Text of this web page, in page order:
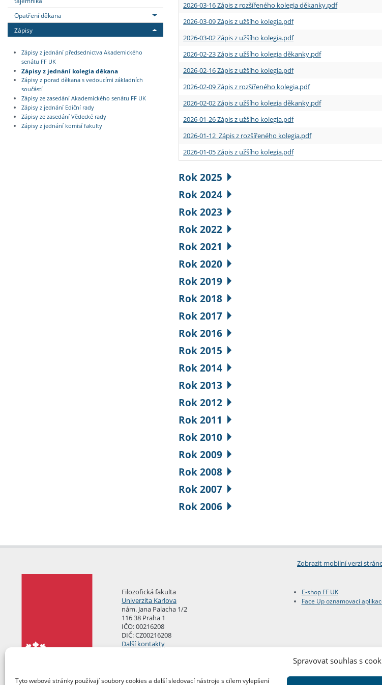
Spravovat souhlas s
Tyto webové stránky používají soubory cookies a další sledovací nástroje s cílem vylepšení
Opatření děkana
Zápisy
Zápisy z jednání předsednictva Akademického
senátu FF UK
Zápisy z jednání kolegia děkana
Zápisy z porad děkana s vedoucími základních
součástí
Zápisy ze zasedání Akademického senátu FF UK
Zápisy z jednání Ediční rady
Zápisy ze zasedání Vědecké rady
Zápisy z jednání komisí fakulty
2026-03-16 Zápis z rozšířeného kolegia děkanky.pdf
2026-03-09 Zápis z užšího kolegia.pdf
2026-03-02 Zápis z užšího kolegia.pdf
2026-02-23 Zápis z užšího kolegia děkanky.pdf
2026-02-16 Zápis z užšího kolegia.pdf
2026-02-09 Zápis z rozšířeného kolegia.pdf
2026-02-02 Zápis z užšího kolegia děkanky.pdf
2026-01-26 Zápis z užšího kolegia.pdf
2026-01-12 Zápis z rozšířeného kolegia.pdf
2026-01-05 Zápis z užšího kolegia.pdf
Rok 2025
Rok 2024
Rok 2023
Rok 2022
Rok 2021
Rok 2020
Rok 2019
Rok 2018
Rok 2017
Rok 2016
Rok 2015
Rok 2014
Rok 2013
Rok 2012
Rok 2011
Rok 2010
Rok 2009
Rok 2008
Rok 2007
Rok 2006
Zobrazit mobilní verzi
Filozofická fakulta
Univerzita Karlova
nám. Jana Palacha 1/2
116 38 Praha 1
IČO: 00216208
DIČ: CZ00216208
Další kontakty
E-shop FF UK
Face Up oznamovací